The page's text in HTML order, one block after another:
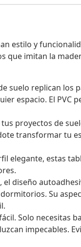
estilo y
que imitan la
suelo replican
espacio. El PVC
proyectos de
transformar tu
elegante, estas
el diseño
Su
Solo necesitas
impecables.